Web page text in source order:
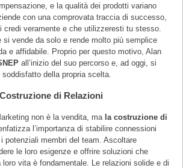
e la qualità dei prodotti variano
con una comprovata traccia di successo,
credi veramente e che utilizzeresti tu stesso.
si vende da solo e rende molto più semplice
e affidabile. Proprio per questo motivo, Alan
all’inizio del suo percorso e, ad oggi, si
della propria scelta.
di Relazioni
non è la vendita, ma la costruzione di
l’importanza di stabilire connessioni
potenziali membri del team. Ascoltare
le loro esigenze e offrire soluzioni che
loro vita è fondamentale. Le relazioni solide e di